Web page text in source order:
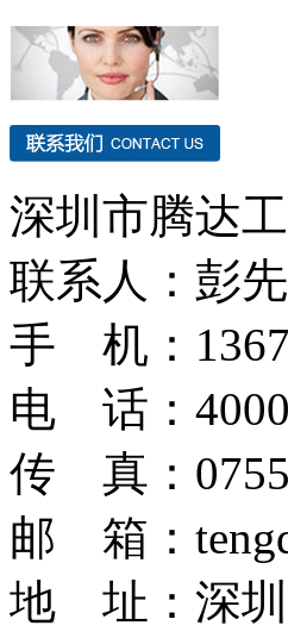
深圳市腾达
联系人：彭
手 机：
电 话：
传 真：
邮 箱：
地 址：深圳